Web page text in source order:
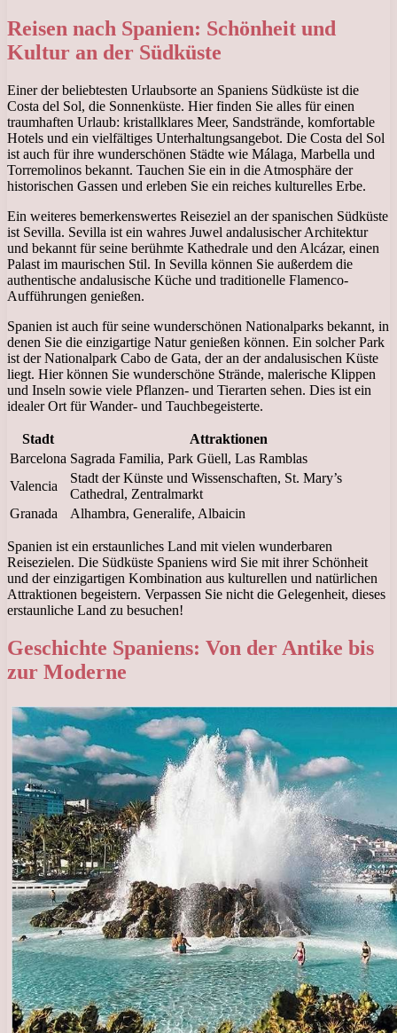
Reisen nach Spanien: Schönheit und
Kultur an der Südküste
Einer der beliebtesten Urlaubsorte an Spaniens Südküste ist die
Costa del Sol, die Sonnenküste. Hier finden Sie alles für einen
traumhaften Urlaub: kristallklares Meer, Sandstrände, komfortable
Hotels und ein vielfältiges Unterhaltungsangebot. Die Costa del Sol
ist auch für ihre wunderschönen Städte wie Málaga, Marbella und
Torremolinos bekannt. Tauchen Sie ein in die Atmosphäre der
historischen Gassen und erleben Sie ein reiches kulturelles Erbe.
Ein weiteres bemerkenswertes Reiseziel an der spanischen Südküste
ist Sevilla. Sevilla ist ein wahres Juwel andalusischer Architektur
und bekannt für seine berühmte Kathedrale und den Alcázar, einen
Palast im maurischen Stil. In Sevilla können Sie außerdem die
authentische andalusische Küche und traditionelle Flamenco-
Aufführungen genießen.
Spanien ist auch für seine wunderschönen Nationalparks bekannt, in
denen Sie die einzigartige Natur genießen können. Ein solcher Park
ist der Nationalpark Cabo de Gata, der an der andalusischen Küste
liegt. Hier können Sie wunderschöne Strände, malerische Klippen
und Inseln sowie viele Pflanzen- und Tierarten sehen. Dies ist ein
idealer Ort für Wander- und Tauchbegeisterte.
Stadt
Attraktionen
Barcelona Sagrada Familia, Park Güell, Las Ramblas
Valencia
Stadt der Künste und Wissenschaften, St. Mary’s
Cathedral, Zentralmarkt
Granada
Alhambra, Generalife, Albaicin
Spanien ist ein erstaunliches Land mit vielen wunderbaren
Reisezielen. Die Südküste Spaniens wird Sie mit ihrer Schönheit
und der einzigartigen Kombination aus kulturellen und natürlichen
Attraktionen begeistern. Verpassen Sie nicht die Gelegenheit, dieses
erstaunliche Land zu besuchen!
Geschichte Spaniens: Von der Antike bis
zur Moderne